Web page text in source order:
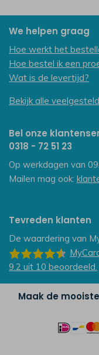
We helpen graag
Hoe werkt het
Hoe bestel ik een
Wat is de levertijd?
Bekijk alle
Bel onze
0318 - 72 51 23
Op werkdagen van
Mailen mag ook:
Tevreden klanten
De waardering van
9.2 uit 10 beoordeeld.
Maak de